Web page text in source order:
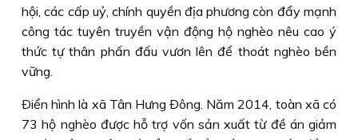
hội, các cấp uỷ, chính quyền địa phương còn đẩy mạnh
công tác tuyên truyền vận động hộ nghèo nêu cao ý
thức tự thân phấn đấu vươn lên để thoát nghèo bền
vững.
Ðiển hình là xã Tân Hưng Ðông. Năm 2014, toàn xã có
73 hộ nghèo được hỗ trợ vốn sản xuất từ đề án giảm